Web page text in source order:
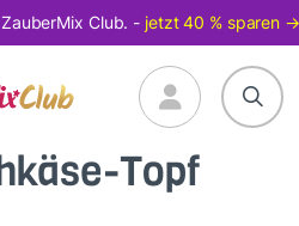
Club. - jetzt 40 % sparen →
Topf